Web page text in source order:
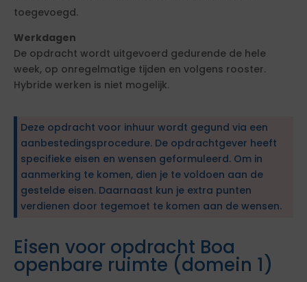
toegevoegd.
Werkdagen
De opdracht wordt uitgevoerd gedurende de hele
week, op onregelmatige tijden en volgens rooster.
Hybride werken is niet mogelijk.
Deze opdracht voor inhuur wordt gegund via een
aanbestedingsprocedure. De opdrachtgever heeft
specifieke eisen en wensen geformuleerd. Om in
aanmerking te komen, dien je te voldoen aan de
gestelde eisen. Daarnaast kun je extra punten
verdienen door tegemoet te komen aan de wensen.
Eisen voor opdracht Boa
openbare ruimte (domein 1)